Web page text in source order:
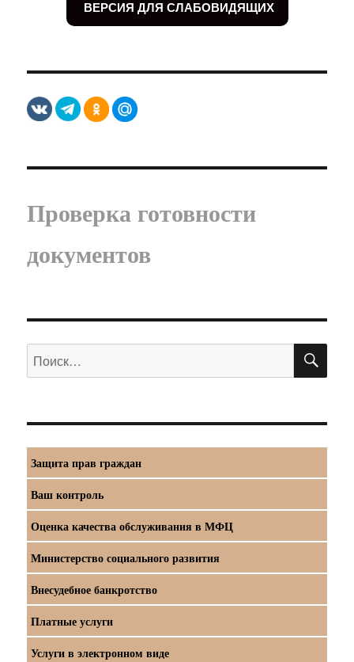
ВЕРСИЯ ДЛЯ СЛАБОВИДЯЩИХ
Проверка готовности
документов
Искать:
Защита прав граждан
Ваш контроль
Оценка качества обслуживания в МФЦ
Министерство социального развития
Внесудебное банкротство
Платные услуги
Услуги в электронном виде